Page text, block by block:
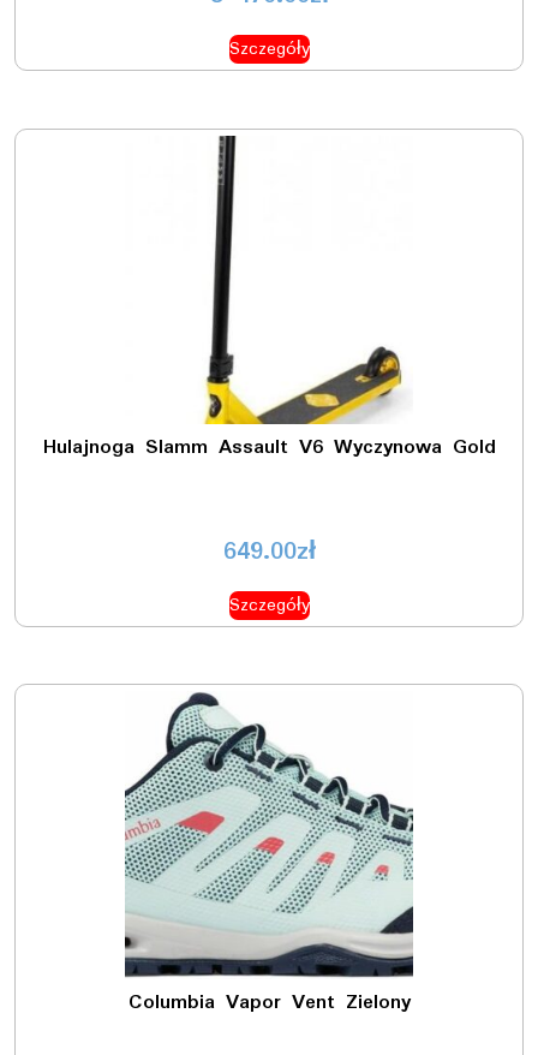
Szczegóły
Hulajnoga Slamm Assault V6 Wyczynowa Gold
649.00zł
Szczegóły
Columbia Vapor Vent Zielony